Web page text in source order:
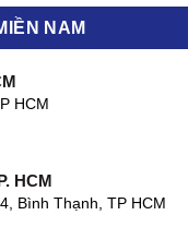
NAM
HCM
HCM
Bình Thạnh, TP HCM